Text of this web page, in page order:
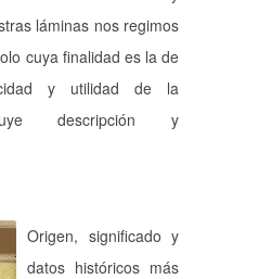
láminas nos regimos
cuya finalidad es la de
y utilidad de la
descripción y
Origen, significado y
datos históricos más